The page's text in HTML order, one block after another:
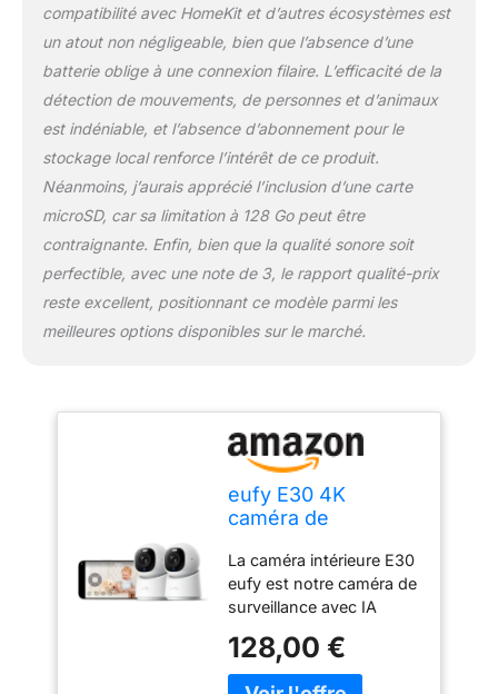
sachiez exactement où
ils se trouvent. Vision
avec projecteur : Le
projecteur intégré vous
permet de passer
facilement du mode
couleur au mode vision
nocturne infrarouge pour
des images claires,
même la nuit. Le
projecteur a également
un effet dissuasif.
Compatible avec
caméra est compatible
avec ces trois systèmes
pour une protection plus
efficace de votre espace
(la qualité d'image passe
à 1 080p si vous utilisez
enfants/bébés et
animaux. Sécurité locale,
aucuns frais mensuels :
En plus du stockage
cloud, eufy vous offre
également une option de
compatibilité avec HomeKit et d’autres écosystèmes est
un atout non négligeable, bien que l’absence d’une
batterie oblige à une connexion filaire. L’efficacité de la
détection de mouvements, de personnes et d’animaux
est indéniable, et l’absence d’abonnement pour le
stockage local renforce l’intérêt de ce produit.
Néanmoins, j’aurais apprécié l’inclusion d’une carte
microSD, car sa limitation à 128 Go peut être
contraignante. Enfin, bien que la qualité sonore soit
perfectible, avec une note de 3, le rapport qualité-prix
reste excellent, positionnant ce modèle parmi les
meilleures options disponibles sur le marché.
eufy E30 4K
caméra de
intérieure, Paquet
de 2
La caméra intérieure E30
eufy est notre caméra de
surveillance avec IA
2024. Elle capture
chaque instant avec une
128,00 €